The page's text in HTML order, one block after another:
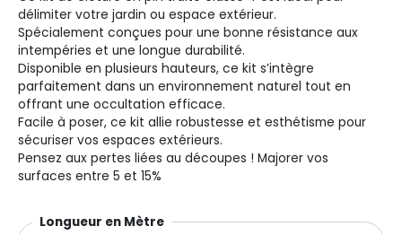
délimiter votre jardin ou espace extérieur.
Spécialement conçues pour une bonne résistance aux
intempéries et une longue durabilité.
Disponible en plusieurs hauteurs, ce kit s’intègre
parfaitement dans un environnement naturel tout en
offrant une occultation efficace.
Facile à poser, ce kit allie robustesse et esthétisme pour
sécuriser vos espaces extérieurs.
Pensez aux pertes liées au découpes ! Majorer vos
surfaces entre 5 et 15%
Longueur en Mètre